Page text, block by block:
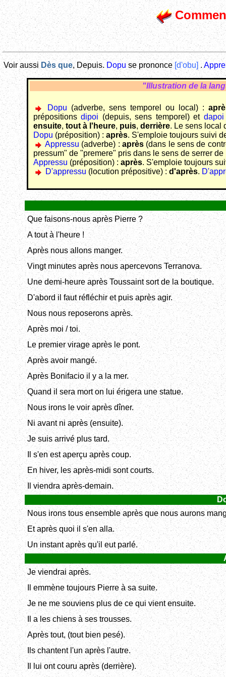
Voir aussi Dès que, Depuis. Dopuse prononce [d'obu] .
"Illustration de la
Dopu (adverbe, sens temporel ou local) :
prépositionsdipoi (depuis, sens temporel) et dapoi
ensuite, tout à l'heure, puis, derrière. Le sens local
Dopu (préposition) : après. S'emploie toujours suivi
Appressu (adverbe) : après(dans le sens de
pressum" de "premere" pris dans le sens de serrer
Appressu (préposition) : après. S'emploie toujours
D'appressu (locution prépositive) : d'après.
Que faisons-nous après Pierre ?
A tout à l'heure !
Après nous allons manger.
Vingt minutes après nous apercevons Terranova.
Une demi-heure après Toussaint sort de la boutique.
D'abord il faut réfléchir et puis après agir.
Nous nous reposerons après.
Après moi / toi.
Le premier virage après le pont.
Après avoir mangé.
Après Bonifacio il y a la mer.
Quand il sera mort on lui érigera une statue.
Nous irons le voir après dîner.
Ni avant ni après (ensuite).
Je suis arrivé plus tard.
Il s'en est aperçu après coup.
En hiver, les après-midi sont courts.
Il viendra après-demain.
Nous irons tous ensemble après que nous aurons
Et après quoi il s'en alla.
Un instant après qu'il eut parlé.
Je viendrai après.
Il emmène toujours Pierre à sa suite.
Je ne me souviens plus de ce qui vient ensuite.
Il a les chiens à ses trousses.
Après tout, (tout bien pesé).
Ils chantent l'un après l'autre.
Il lui ont couru après (derrière).